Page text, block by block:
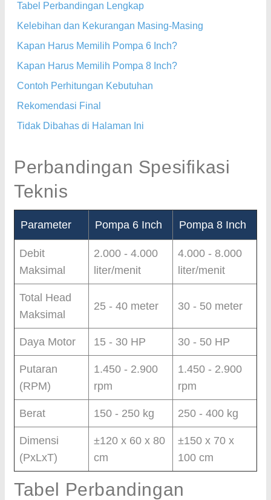
Tabel Perbandingan Lengkap
Kelebihan dan Kekurangan Masing-Masing
Kapan Harus Memilih Pompa 6 Inch?
Kapan Harus Memilih Pompa 8 Inch?
Contoh Perhitungan Kebutuhan
Rekomendasi Final
Tidak Dibahas di Halaman Ini
Perbandingan Spesifikasi
Teknis
Parameter Pompa 6 Inch Pompa 8 Inch
Debit
Maksimal
2.000 - 4.000
liter/menit
4.000 - 8.000
liter/menit
Total Head
Maksimal
25 - 40 meter 30 - 50 meter
Daya Motor 15 - 30 HP 30 - 50 HP
Putaran
(RPM)
1.450 - 2.900
rpm
1.450 - 2.900
rpm
Berat 150 - 250 kg 250 - 400 kg
Dimensi
(PxLxT)
±120 x 60 x 80
cm
±150 x 70 x
100 cm
Tabel Perbandingan